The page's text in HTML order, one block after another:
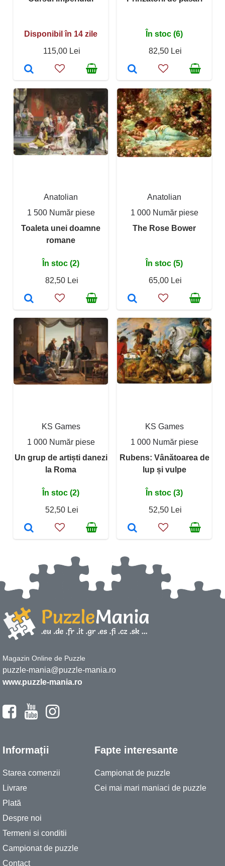
Disponibil în 14 zile
115,00 Lei
În stoc (6)
82,50 Lei
Anatolian
1 500 Număr piese
Toaleta unei doamne
romane
În stoc (2)
82,50 Lei
Anatolian
1 000 Număr piese
The Rose Bower
În stoc (5)
65,00 Lei
KS Games
1 000 Număr piese
Un grup de artiști danezi
la Roma
În stoc (2)
52,50 Lei
KS Games
1 000 Număr piese
Rubens: Vânătoarea de
lup și vulpe
În stoc (3)
52,50 Lei
Magazin Online de Puzzle
puzzle-mania@puzzle-mania.ro
www.puzzle-mania.ro
Informații
Starea comenzii
Livrare
Plată
Despre noi
Termeni si conditii
Campionat de puzzle
Contact
Fapte interesante
Campionat de puzzle
Cei mai mari maniaci de puzzle